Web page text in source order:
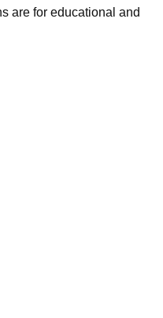
are for educational and